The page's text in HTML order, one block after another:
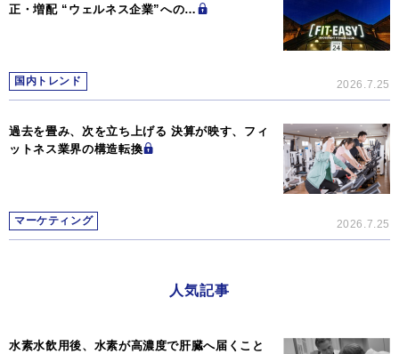
正・増配 “ウェルネス企業”への…
国内トレンド 2026.7.25
過去を畳み、次を立ち上げる 決算が映す、フィ
ットネス業界の構造転換
マーケティング 2026.7.25
人気記事
水素水飲用後、水素が高濃度で肝臓へ届くこと